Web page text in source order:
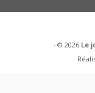
· © 2026 Le